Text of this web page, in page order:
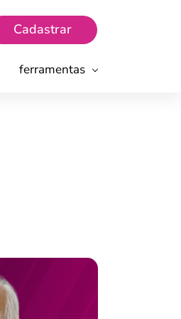
Cadastrar
ferramentas